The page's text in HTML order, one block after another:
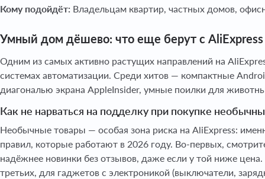
Кому подойдёт: Владельцам квартир, частных домов,
Умный дом дёшево: что еще берут с AliExpress
Одним из самых активно растущих направлений на
системах автоматизации. Среди хитов — компактные
диагональю экрана AppleInsider, умные поилки для
Как не нарваться на подделку при покупке
Необычные товары — особая зона риска на AliExpress:
правил, которые работают в 2026 году. Во-первых,
надёжнее новинки без отзывов, даже если у той ниже
третьих, для гаджетов с электроникой (выключатели,